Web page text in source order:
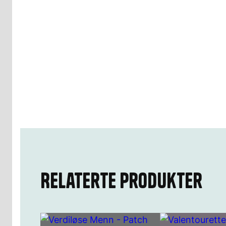
Relaterte produkter